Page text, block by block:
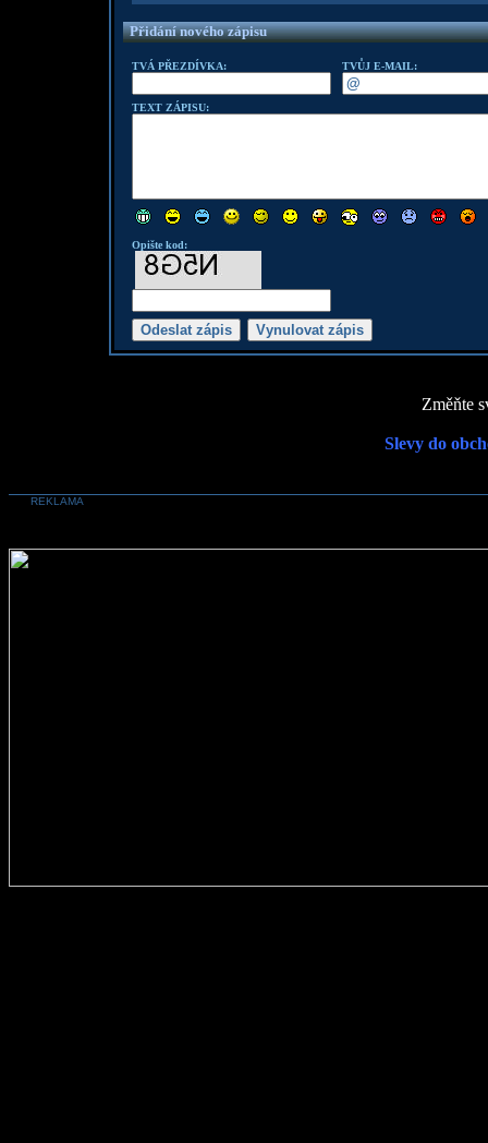
Přidání nového zápisu
TVÁ PŘEZDÍVKA: TVŮJ E-MAIL:
TEXT ZÁPISU:
Opište kod:
Změňte
Slevy do
REKLAMA